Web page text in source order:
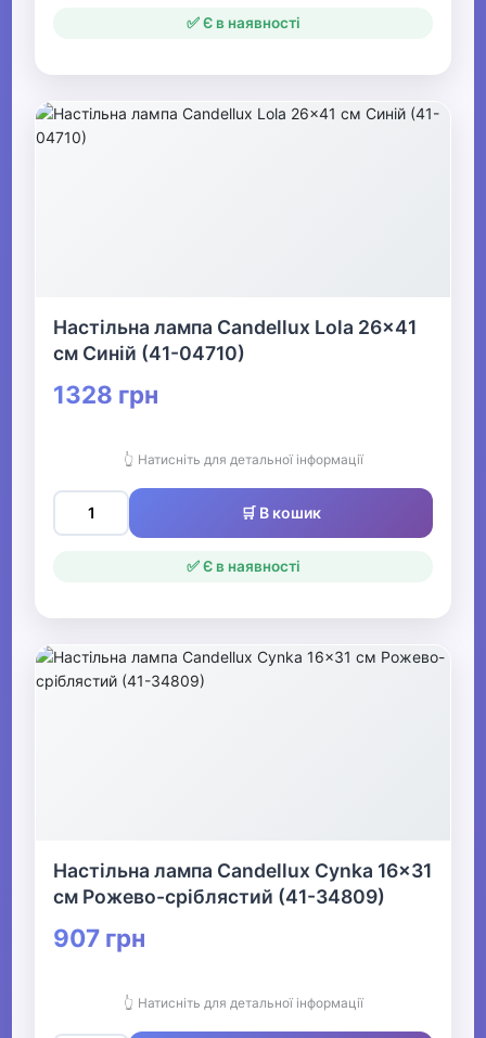
✅ Є в наявності
Настільна лампа Candellux Lola 26x41
см Синій (41-04710)
1328 грн
👆 Натисніть для детальної інформації
🛒 В кошик
✅ Є в наявності
Настільна лампа Candellux Cynka 16x31
см Рожево-сріблястий (41-34809)
907 грн
👆 Натисніть для детальної інформації